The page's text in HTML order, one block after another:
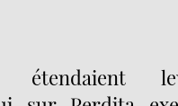
étendaient